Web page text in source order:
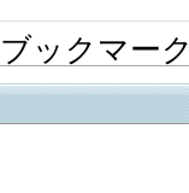
ブックマー